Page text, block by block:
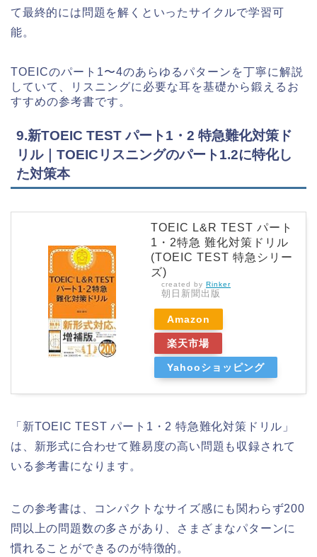
て最終的には問題を解くといったサイクルで学習可
能。
TOEICのパート1〜4のあらゆるパターンを丁寧に解説
していて、リスニングに必要な耳を基礎から鍛えるお
すすめの参考書です。
9.新TOEIC TEST パート1・2 特急難化対策ド
リル｜TOEICリスニングのパート1.2に特化し
た対策本
TOEIC L&R TEST パート
1・2特急 難化対策ドリル
(TOEIC TEST 特急シリー
ズ)
created by Rinker
朝日新聞出版
Amazon
楽天市場
Yahooショッピング
「新TOEIC TEST パート1・2 特急難化対策ドリル」
は、新形式に合わせて難易度の高い問題も収録されて
いる参考書になります。
この参考書は、コンパクトなサイズ感にも関わらず200
問以上の問題数の多さがあり、さまざまなパターンに
慣れることができるのが特徴的。